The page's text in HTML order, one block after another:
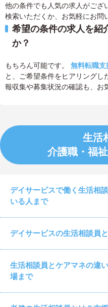
他の条件でも人気の求人がござ
検索いただくか、お気軽にお問
希望の条件の求人を紹
か？
もちろん可能です。 無料転職支
と、ご希望条件をヒアリング
報収集や募集状況の確認も、お
生活
介護職・福
デイサービスで働く生活相
いる人まで
デイサービスの生活相談員
生活相談員とケアマネの違
場まで